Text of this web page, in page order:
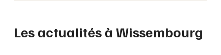
Les actualités à Wissembourg